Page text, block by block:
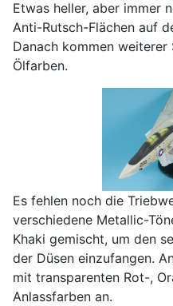
Etwas heller, aber immer
Anti-Rutsch-Flächen auf
Danach kommen
Ölfarben.
Es fehlen noch die
verschiedene Metallic-
Khaki gemischt, um den
der Düsen einzufangen.
mit transparenten Rot-,
Anlassfarben an.